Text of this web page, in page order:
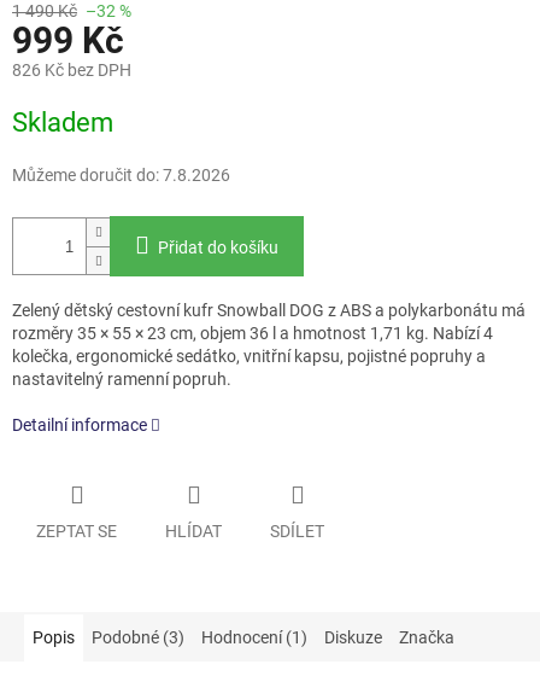
1 490 Kč –32 %
999 Kč
826 Kč bez DPH
cena:
Skladem
Můžeme doručit do:7.8.2026
Přidat do košíku
Zelený dětský cestovní kufr Snowball DOG z ABS a polykarbonátu má
rozměry 35 × 55 × 23 cm, objem 36 l a hmotnost 1,71 kg. Nabízí 4
kolečka, ergonomické sedátko, vnitřní kapsu, pojistné popruhy a
nastavitelný ramenní popruh.
Detailní informace
ZEPTAT SE HLÍDAT SDÍLET
Popis Podobné (3) Hodnocení (1) Diskuze Značka